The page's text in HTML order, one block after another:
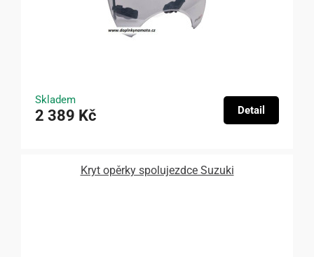
Skladem
2 389 Kč Detail
Kryt opěrky spolujezdce Suzuki